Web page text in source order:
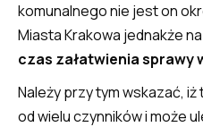
komunalnego nie jest on
Miasta Krakowa jednakże
czas załatwienia sprawy
Należy przy tym wskazać,
od wielu czynników i może